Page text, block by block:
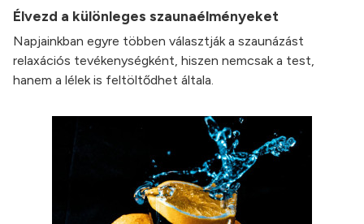
Élvezd a különleges szaunaélményeket
Napjainkban egyre többen választják a szaunázást
relaxációs tevékenységként, hiszen nemcsak a test,
hanem a lélek is feltöltődhet általa.